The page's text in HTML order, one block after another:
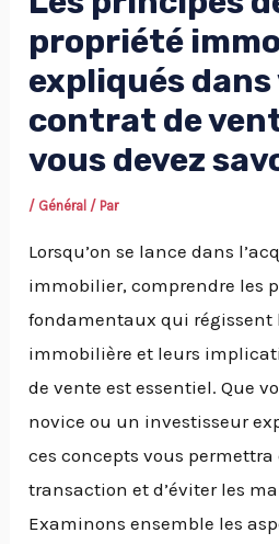
propriété
expliqués
contrat de
vous devez
/ Général / Par
Lorsqu’on se lance dans
immobilier, comprendre les
fondamentaux qui régissent
immobilière et leurs
de vente est essentiel. Que
novice ou un investisseur
ces concepts vous permettra
transaction et d’éviter les
Examinons ensemble les